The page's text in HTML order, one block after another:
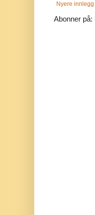
Nyere innlegg
Abonner på: